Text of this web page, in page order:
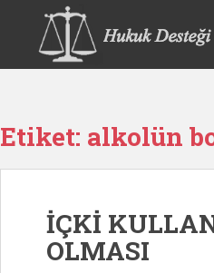
Etiket: alkolün
İÇKİ
OLMASI